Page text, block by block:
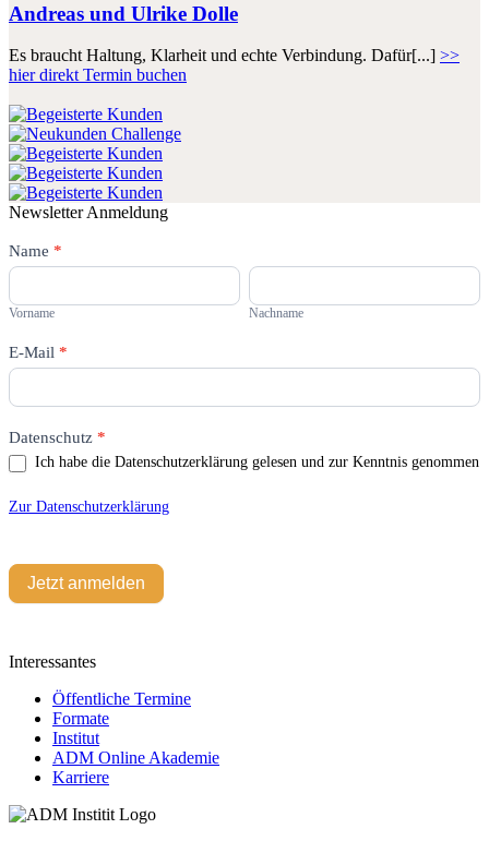
Andreas und Ulrike Dolle
Es braucht Haltung, Klarheit und echte Verbindung. Dafür[...] >>
hier direkt Termin buchen
Newsletter Anmeldung
Newsletter
Name *
Vorname
Vorname
Nachname
Nachname
E-Mail *
Datenschutz *
Ich habe die Datenschutzerklärung gelesen und zur Kenntnis genommen
Zur Datenschutzerklärung
Jetzt anmelden
Falls
Du
bist,
dieses
Feld
Interessantes
Öffentliche Termine
Formate
Institut
ADM Online Akademie
Karriere